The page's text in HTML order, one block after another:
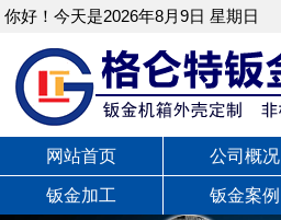
你好！今天是2026年8月9日 星期日
网站首页 公司概况
钣金加工 钣金案例